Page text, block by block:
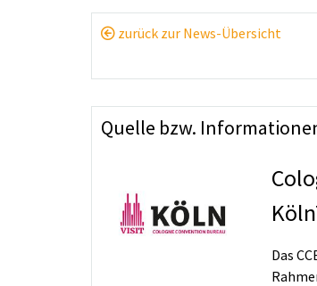
zurück zur News-Übersicht
Quelle bzw.
Das